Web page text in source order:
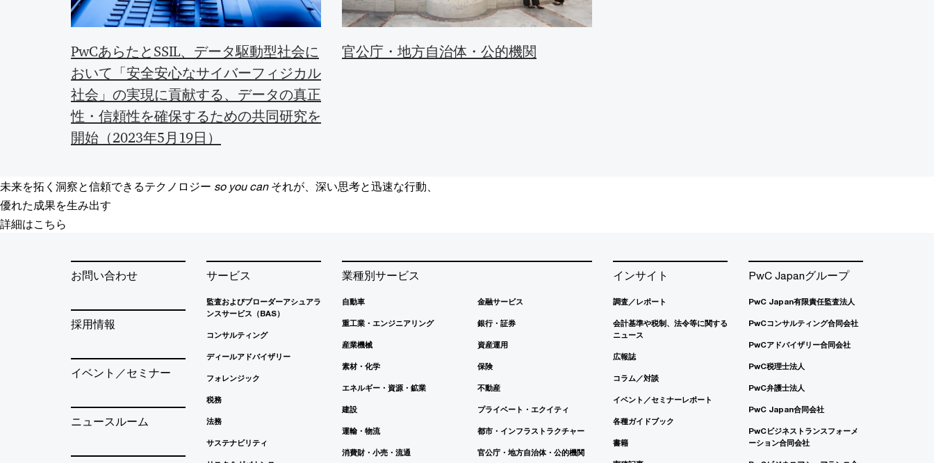
PwCあらたとSSIL、データ駆動型社会に
おいて「安全安心なサイバーフィジカル
社会」の実現に貢献する、データの真正
性・信頼性を確保するための共同研究を
開始（2023年5月19日）
官公庁・地方自治体・公的機関
未来を拓く洞察と信頼できるテクノロジー so you can それが、深い思考と迅速な行動、
優れた成果を生み出す
詳細はこちら
お問い合わせ
採用情報
イベント／セミナー
ニュースルーム
サービス
監査およびブローダーアシュアラ
ンスサービス（BAS）
コンサルティング
ディールアドバイザリー
フォレンジック
税務
法務
サステナビリティ
業種別サービス
自動車
重工業・エンジニアリング
産業機械
素材・化学
エネルギー・資源・鉱業
建設
運輸・物流
消費財・小売・流通
金融サービス
銀行・証券
資産運用
保険
不動産
プライベート・エクイティ
都市・インフラストラクチャー
官公庁・地方自治体・公的機関
インサイト
調査／レポート
会計基準や税制、法令等に関する
ニュース
広報誌
コラム／対談
イベント／セミナーレポート
各種ガイドブック
書籍
PwC Japanグループ
PwC Japan有限責任監査法人
PwCコンサルティング合同会社
PwCアドバイザリー合同会社
PwC税理士法人
PwC弁護士法人
PwC Japan合同会社
PwCビジネストランスフォーメ
ーション合同会社